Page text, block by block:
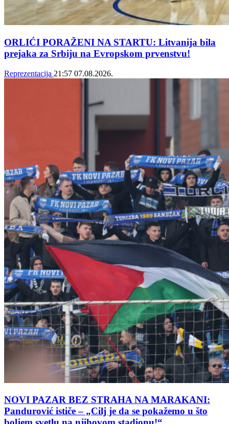
ORLIĆI PORAŽENI NA STARTU: Litvanija bila
prejaka za Srbiju na Evropskom prvenstvu!
Reprezentacija 21:57 07.08.2026.
NOVI PAZAR BEZ STRAHA NA MARAKANI:
Pandurović ističe – „Cilj je da se pokažemo u što